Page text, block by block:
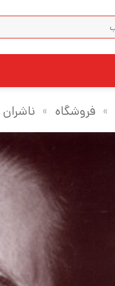
» فروشگاه » ناشران